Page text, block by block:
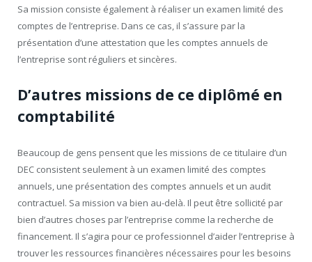
Sa mission consiste également à réaliser un examen limité des
comptes de l’entreprise. Dans ce cas, il s’assure par la
présentation d’une attestation que les comptes annuels de
l’entreprise sont réguliers et sincères.
D’autres missions de ce diplômé en
comptabilité
Beaucoup de gens pensent que les missions de ce titulaire d’un
DEC consistent seulement à un examen limité des comptes
annuels, une présentation des comptes annuels et un audit
contractuel. Sa mission va bien au-delà. Il peut être sollicité par
bien d’autres choses par l’entreprise comme la recherche de
financement. Il s’agira pour ce professionnel d’aider l’entreprise à
trouver les ressources financières nécessaires pour les besoins